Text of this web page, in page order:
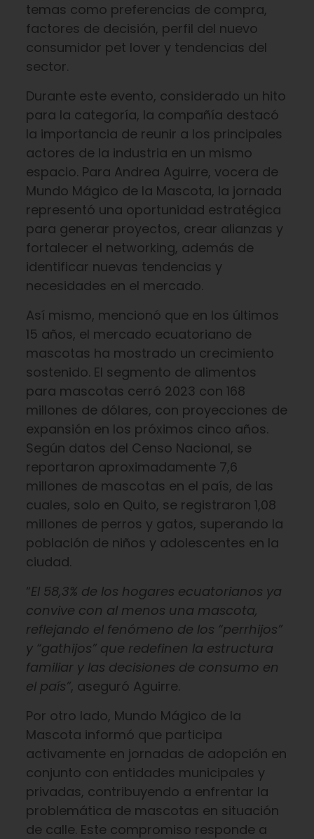
temas como preferencias de compra,
factores de decisión, perfil del nuevo
consumidor pet lover y tendencias del
sector.
Durante este evento, considerado un hito
para la categoría, la compañía destacó
la importancia de reunir a los principales
actores de la industria en un mismo
espacio. Para Andrea Aguirre, vocera de
Mundo Mágico de la Mascota, la jornada
representó una oportunidad estratégica
para generar proyectos, crear alianzas y
fortalecer el networking, además de
identificar nuevas tendencias y
necesidades en el mercado.
Así mismo, mencionó que en los últimos
15 años, el mercado ecuatoriano de
mascotas ha mostrado un crecimiento
sostenido. El segmento de alimentos
para mascotas cerró 2023 con 168
millones de dólares, con proyecciones de
expansión en los próximos cinco años.
Según datos del Censo Nacional, se
reportaron aproximadamente 7,6
millones de mascotas en el país, de las
cuales, solo en Quito, se registraron 1,08
millones de perros y gatos, superando la
población de niños y adolescentes en la
ciudad.
“El 58,3% de los hogares ecuatorianos ya
convive con al menos una mascota,
reflejando el fenómeno de los “perrhijos”
y “gathijos” que redefinen la estructura
familiar y las decisiones de consumo en
el país”, aseguró Aguirre.
Por otro lado, Mundo Mágico de la
Mascota informó que participa
activamente en jornadas de adopción en
conjunto con entidades municipales y
privadas, contribuyendo a enfrentar la
problemática de mascotas en situación
de calle. Este compromiso responde a